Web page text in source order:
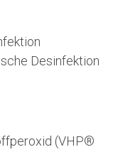
Desinfektion
(VHP®